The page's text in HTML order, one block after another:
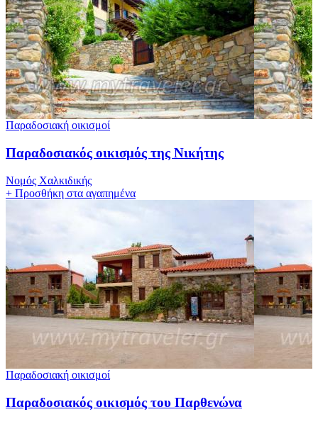
Παραδοσιακή οικισμοί
Παραδοσιακός οικισμός της Νικήτης
Νομός Χαλκιδικής
+ Προσθήκη στα αγαπημένα
Παραδοσιακή οικισμοί
Παραδοσιακός οικισμός του Παρθενώνα